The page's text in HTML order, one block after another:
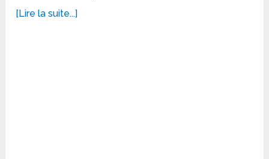
[Lire la suite...]